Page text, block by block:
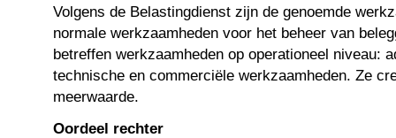
Volgens de Belastingdienst zijn de genoemde
normale werkzaamheden voor het beheer van
betreffen werkzaamheden op operationeel niveau:
technische en commerciële werkzaamheden. Ze
meerwaarde.
Oordeel rechter